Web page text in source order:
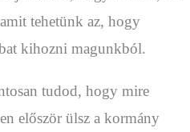
tehetünk az, hogy
kihozni magunkból.
tudod, hogy mire
először ülsz a kormány